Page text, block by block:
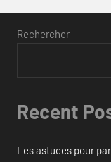
Rechercher
Recent
Les astuces pour